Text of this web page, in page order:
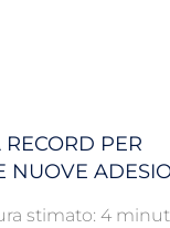
RECORD PER
NUOVE
stimato: 4